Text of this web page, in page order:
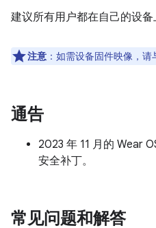
建议所有用户都在自己的设备
注意 ：如需设备固件映像，请
通告
2023 年 11 月的 Wear
安全补丁。
常见问题和解答